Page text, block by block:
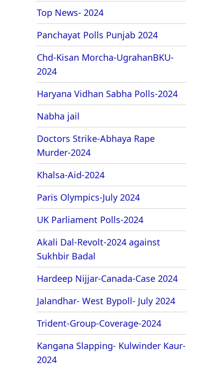
Top News- 2024
Panchayat Polls Punjab 2024
Chd-Kisan Morcha-UgrahanBKU-
2024
Haryana Vidhan Sabha Polls-2024
Nabha jail
Doctors Strike-Abhaya Rape
Murder-2024
Khalsa-Aid-2024
Paris Olympics-July 2024
UK Parliament Polls-2024
Akali Dal-Revolt-2024 against
Sukhbir Badal
Hardeep Nijjar-Canada-Case 2024
Jalandhar- West Bypoll- July 2024
Trident-Group-Coverage-2024
Kangana Slapping- Kulwinder Kaur-
2024